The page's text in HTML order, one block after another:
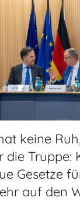
keine
die Truppe:
Gesetze
auf den